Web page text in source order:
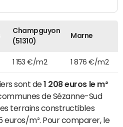
Champguyon
(51310)
Marne
1 153 €/m2 1 876 €/m2
sont de1 208 euros le m²
de Sézanne-Sud
terrains constructibles
euros/m². Pour comparer, le